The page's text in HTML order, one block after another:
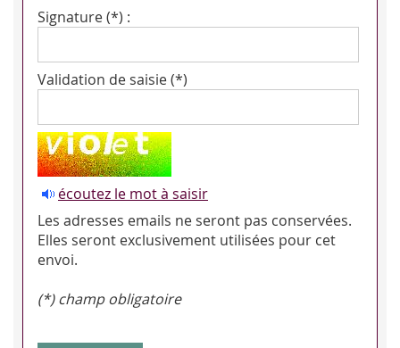
Signature (*) :
Validation de saisie (*)
écoutez le mot à saisir
Les adresses emails ne seront pas conservées.
Elles seront exclusivement utilisées pour cet
envoi.
(*) champ obligatoire